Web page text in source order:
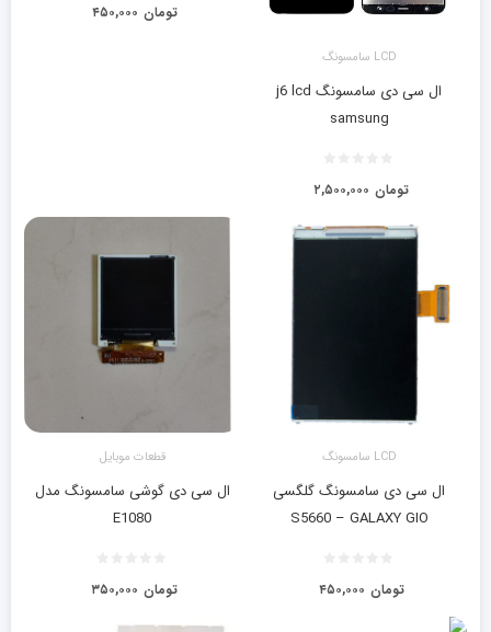
LCD سامسونگ
ال سی دی سامسونگ j6 lcd
samsung
۲,۵۰۰,۰۰۰ تومان
۴۵۰,۰۰۰ تومان
LCD سامسونگ
ال سی دی سامسونگ گلگسی
S5660 – GALAXY GIO
۴۵۰,۰۰۰ تومان
قطعات موبایل
ال سی دی گوشی سامسونگ مدل
E1080
۳۵۰,۰۰۰ تومان